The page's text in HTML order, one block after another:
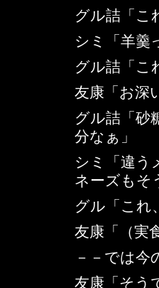
グル詰「こ
シミ「羊羹
グル詰「こ
友康「お深
グル詰「
分なぁ」
シミ「違
ネーズもそ
グル「これ
友康「（実
－－では
友康「そう